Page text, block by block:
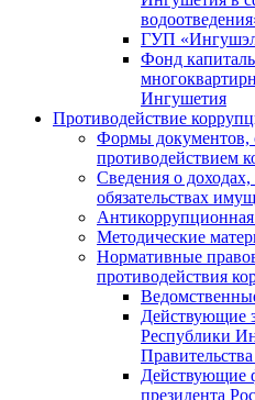
ГУП
Фонд
Ингушетия
Противодействие
Формы документов,
противодействием
Сведения о
обязательствах
Антикоррупционная
Методические
Нормативные
противодействия
Действующие
Республики
Действующие
президента